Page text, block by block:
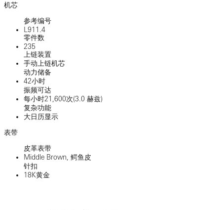
机芯
参考编号
L911.4
零件数
235
上链装置
手动上链机芯
动力储备
42小时
振频可达
每小时21,600次(3.0 赫兹)
复杂功能
大日历显示
表带
皮革表带
Middle Brown, 鳄鱼皮
针扣
18K黄金